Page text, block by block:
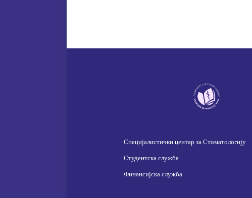
Специјалистички центар за Стоматологију
Студентска служба
Финансијска служба